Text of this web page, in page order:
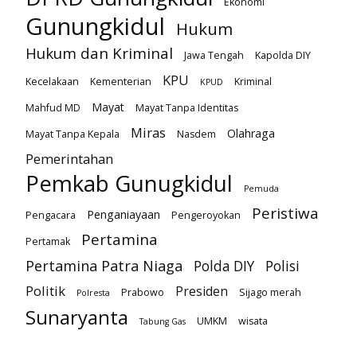
Gunungkidul Hukum
Hukum dan Kriminal Jawa Tengah
Kapolda DIY
Kecelakaan
Kementerian KPU KPUD
Kriminal
Mahfud MD
Mayat
Mayat Tanpa Identitas
Mayat Tanpa Kepala
Miras Nasdem Olahraga
Pemerintahan
Pemkab Gunugkidul Pemuda
Pengacara Penganiayaan Pengeroyokan Peristiwa
Pertamak Pertamina
Pertamina Patra Niaga Polda DIY
Polisi
Politik
Polresta Prabowo Presiden Sijago merah
Sunaryanta Tabung Gas UMKM wisata